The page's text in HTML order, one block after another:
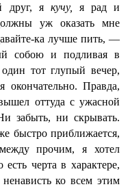
друг, я кучу, я рад и
уж оказать мне
ка лучше пить, —
собою и подливая в
тот глупый вечер,
Правда,
оттуда с ужасной
забыть, ни скрывать.
быстро приближается,
прочим, я хотел
черта в характере,
ко всем этим